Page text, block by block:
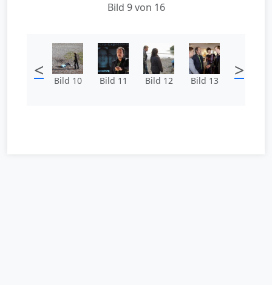
Bild 9 von 16
< Bild 10 Bild 11 Bild 12 Bild 13 >